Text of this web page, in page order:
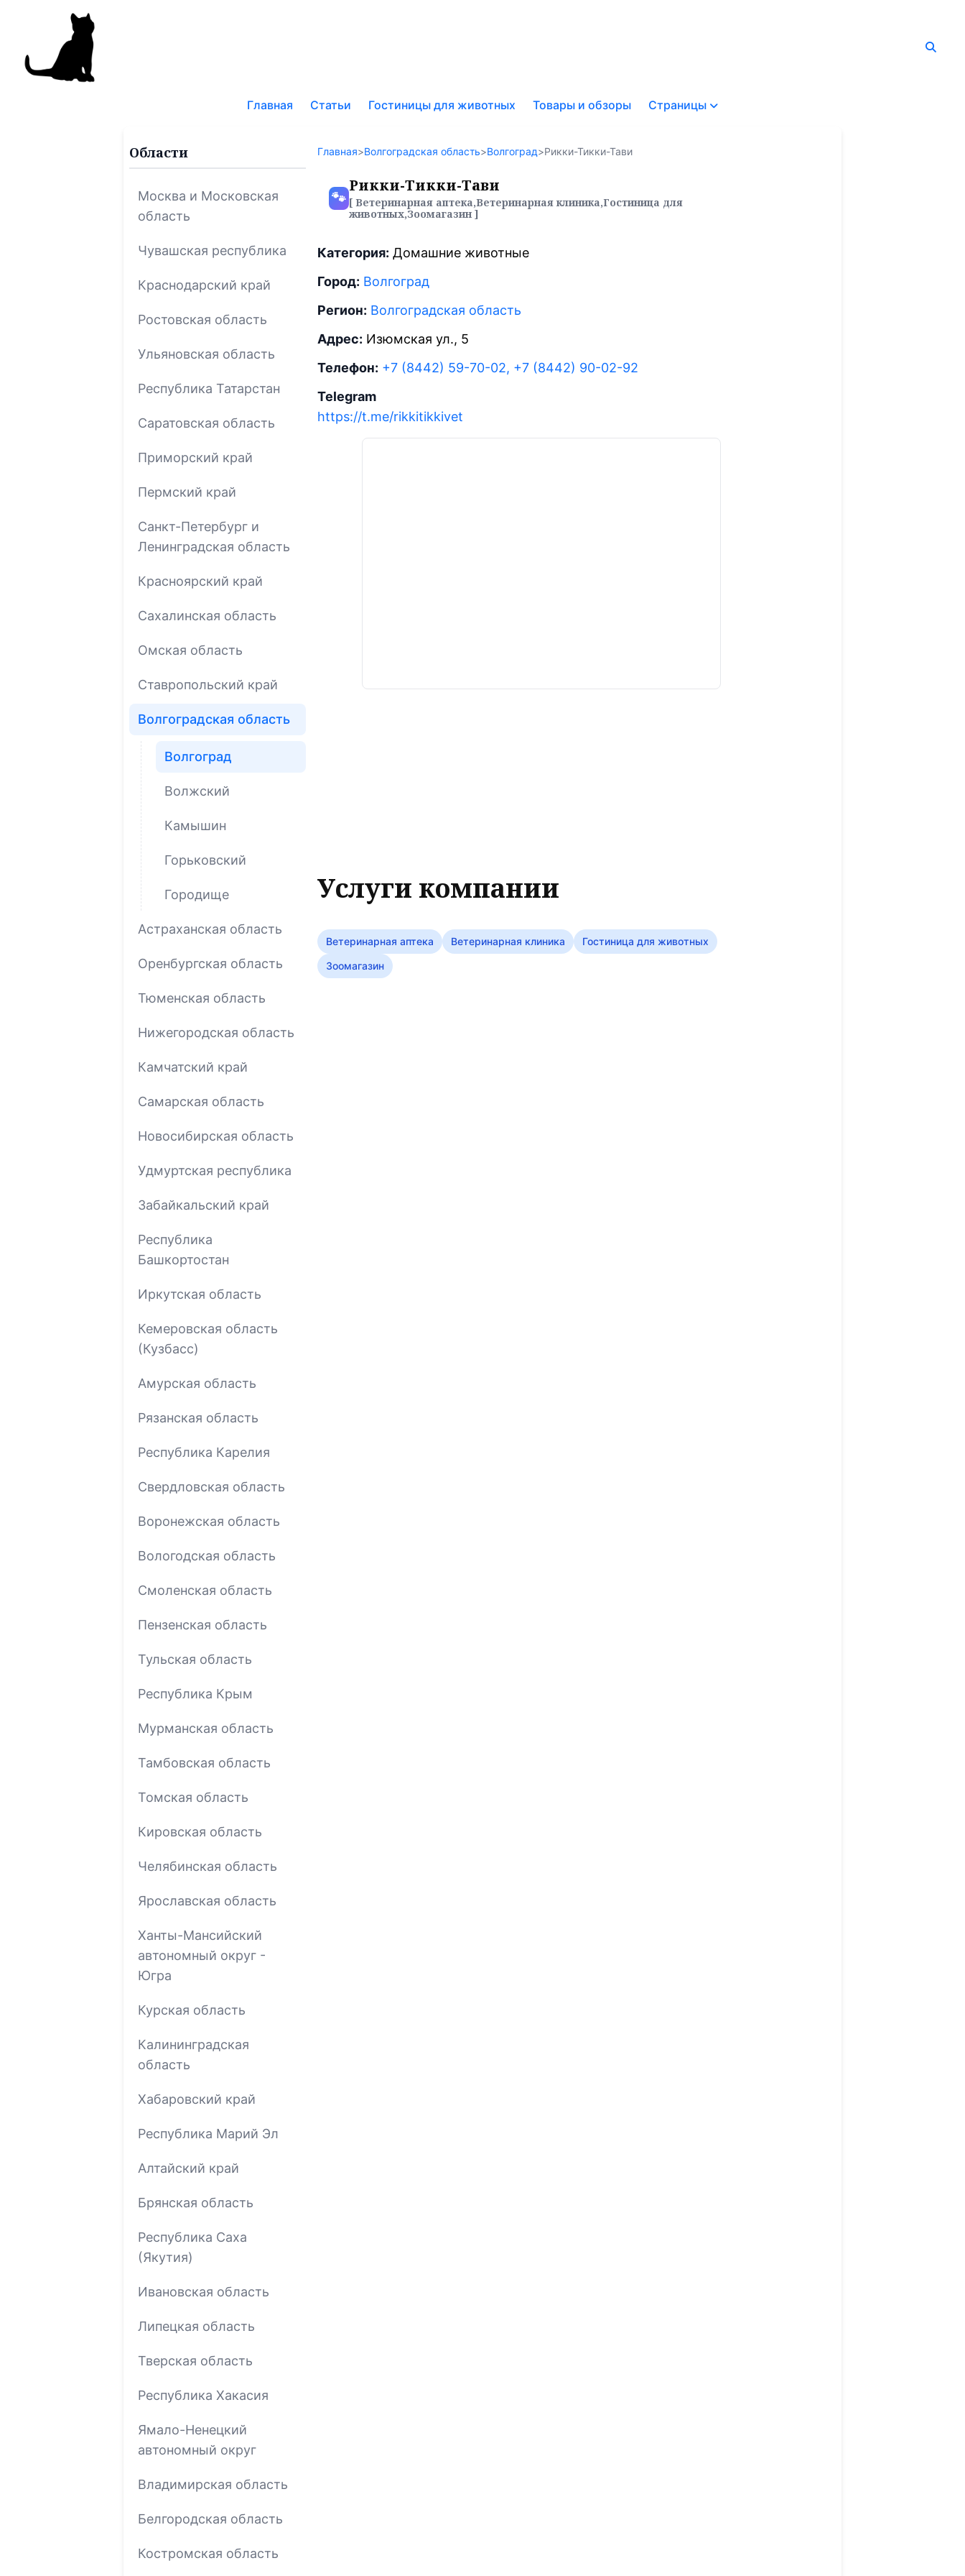
Главная Статьи Гостиницы для животных Товары и обзоры Страницы
по
Области
Москва и Московская
область
Чувашская республика
Краснодарский край
Ростовская область
Ульяновская область
Республика Татарстан
Саратовская область
Приморский край
Пермский край
Санкт-Петербург и
Ленинградская область
Красноярский край
Сахалинская область
Омская область
Ставропольский край
Волгоградская область
Волгоград
Волжский
Камышин
Горьковский
Городище
Астраханская область
Оренбургская область
Тюменская область
Нижегородская область
Камчатский край
Самарская область
Новосибирская область
Удмуртская республика
Забайкальский край
Республика
Башкортостан
Иркутская область
Кемеровская область
(Кузбасс)
Амурская область
Рязанская область
Республика Карелия
Свердловская область
Воронежская область
Вологодская область
Смоленская область
Пензенская область
Тульская область
Республика Крым
Мурманская область
Тамбовская область
Томская область
Кировская область
Челябинская область
Ярославская область
Ханты-Мансийский
автономный округ -
Югра
Курская область
Калининградская
область
Хабаровский край
Республика Марий Эл
Алтайский край
Брянская область
Республика Саха
(Якутия)
Ивановская область
Липецкая область
Тверская область
Республика Хакасия
Ямало-Ненецкий
автономный округ
Владимирская область
Белгородская область
Костромская область
Главная>Волгоградская область>Волгоград>Рикки-Тикки-Тави
🐾
Рикки-Тикки-Тави
[ Ветеринарная аптека,Ветеринарная клиника,Гостиница для
животных,Зоомагазин ]
Категория: Домашние животные
Город: Волгоград
Регион: Волгоградская область
Адрес: Изюмская ул., 5
Телефон: +7 (8442) 59-70-02, +7 (8442) 90-02-92
Telegram
https://t.me/rikkitikkivet
Услуги компании
Ветеринарная аптека Ветеринарная клиника
Гостиница для животных
Зоомагазин